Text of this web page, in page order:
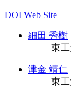
DOI Web Site
細田 秀樹
東
津金 靖仁
東